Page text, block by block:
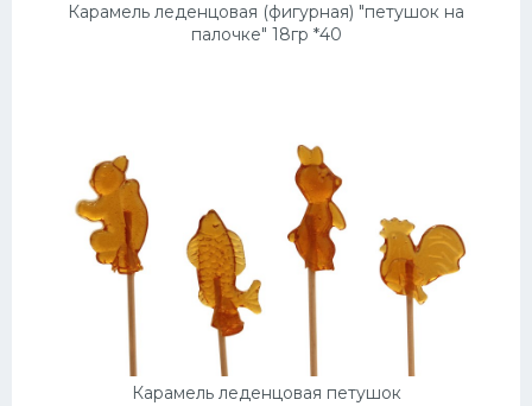
Карамель леденцовая (фигурная) "петушок на
палочке" 18гр *40
Карамель леденцовая петушок